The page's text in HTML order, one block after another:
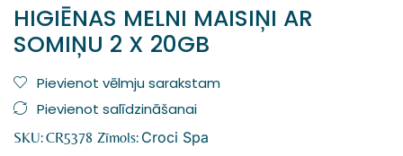
HIGIĒNAS MELNI MAISIŅI AR
SOMIŅU 2 X 20GB
Pievienot vēlmju sarakstam
Pievienot salīdzināšanai
SKU:CR5378 Zīmols: Croci Spa